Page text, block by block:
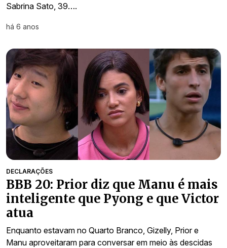
Sabrina Sato, 39….
há 6 anos
DECLARAÇÕES
BBB 20: Prior diz que Manu é mais
inteligente que Pyong e que Victor
atua
Enquanto estavam no Quarto Branco, Gizelly, Prior e
Manu aproveitaram para conversar em meio às descidas